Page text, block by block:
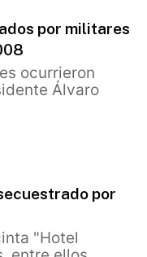
por militares
ocurrieron
Álvaro
por
"Hotel